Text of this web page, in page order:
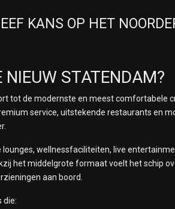
KANS OP HET
NIEUW STATENDAM?
tot de modernste en meest comfortabele
service, uitstekende restaurants en
wellnessfaciliteiten, live
het middelgrote formaat voelt het schip
aan boord.
die: